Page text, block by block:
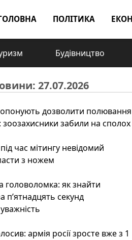
ПОЛІТИКА
Будівництво
27.07.2026
дозволити полювання
зоозахисники забили на сполох
час мітингу невідомий
з ножем
головоломка: як знайти
п’ятнадцять секунд
армія росії зросте вже з 1